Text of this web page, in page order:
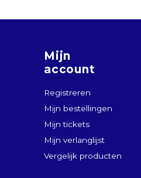
Mijn
account
Registreren
Mijn bestellingen
Mijn tickets
Mijn verlanglijst
Vergelijk producten